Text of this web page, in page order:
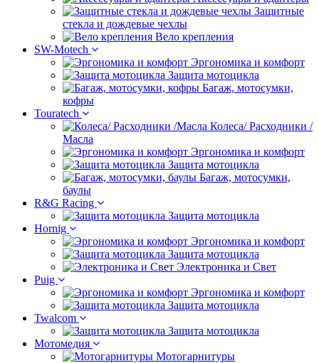
Защитные
стекла и дождевые чехлы
Вело крепления
SW-Motech
Эргономика и комфорт
Защита мотоцикла
Багаж, мотосумки,
кофры
Touratech
Колеса/ Расходники /
Масла
Эргономика и комфорт
Защита мотоцикла
Багаж, мотосумки,
баулы
R&G Racing
Защита мотоцикла
Hornig
Эргономика и комфорт
Защита мотоцикла
Электроника и Свет
Puig
Эргономика и комфорт
Защита мотоцикла
Twalcom
Защита мотоцикла
Мотомедия
Мотогарнитуры